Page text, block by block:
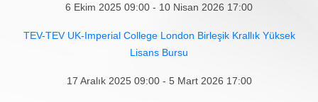
6 Ekim 2025 09:00 - 10 Nisan 2026 17:00
TEV-TEV UK-Imperial College London Birleşik Krallık Yüksek
Lisans Bursu
17 Aralık 2025 09:00 - 5 Mart 2026 17:00